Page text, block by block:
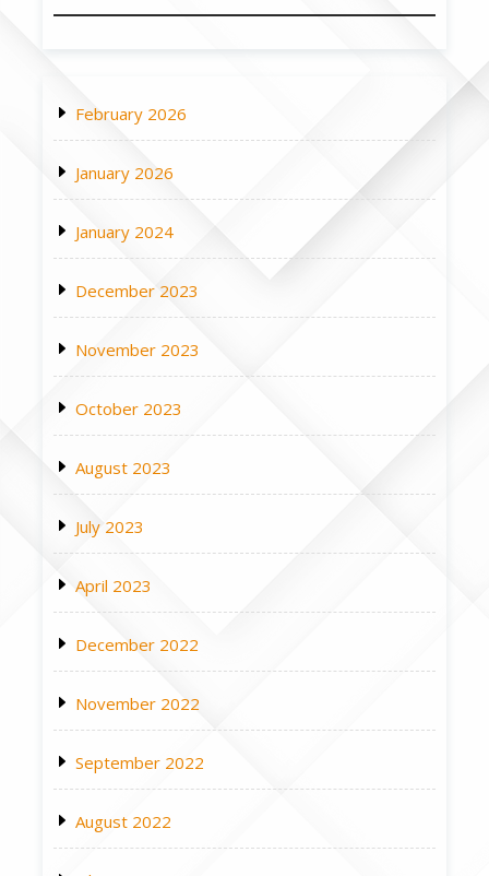
February 2026
January 2026
January 2024
December 2023
November 2023
October 2023
August 2023
July 2023
April 2023
December 2022
November 2022
September 2022
August 2022